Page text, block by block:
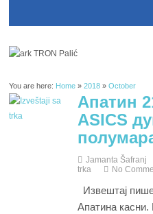
You are here: Home »2018 »October
Апатин
ASICS
Jamanta Šafranj
trka
No
Извештај
Апатина касни.